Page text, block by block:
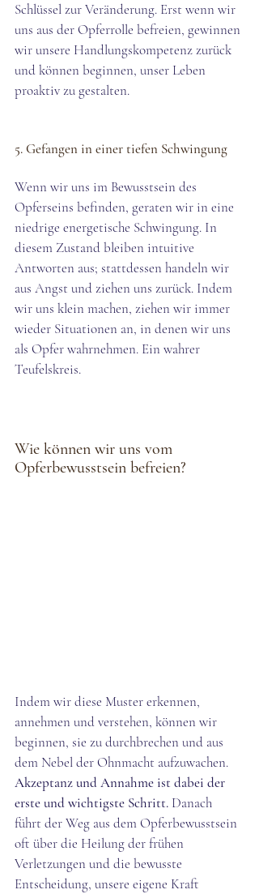
Schlüssel zur Veränderung. Erst wenn wir
uns aus der Opferrolle befreien, gewinnen
wir unsere Handlungskompetenz zurück
und können beginnen, unser Leben
proaktiv zu gestalten.
5. Gefangen in einer tiefen Schwingung
Wenn wir uns im Bewusstsein des
Opferseins befinden, geraten wir in eine
niedrige energetische Schwingung. In
diesem Zustand bleiben intuitive
Antworten aus; stattdessen handeln wir
aus Angst und ziehen uns zurück. Indem
wir uns klein machen, ziehen wir immer
wieder Situationen an, in denen wir uns
als Opfer wahrnehmen. Ein wahrer
Teufelskreis.
Wie können wir uns vom
Opferbewusstsein befreien?
Indem wir diese Muster erkennen,
annehmen und verstehen, können wir
beginnen, sie zu durchbrechen und aus
dem Nebel der Ohnmacht aufzuwachen.
Akzeptanz und Annahme ist dabei der
erste und wichtigste Schritt. Danach
führt der Weg aus dem Opferbewusstsein
oft über die Heilung der frühen
Verletzungen und die bewusste
Entscheidung, unsere eigene Kraft